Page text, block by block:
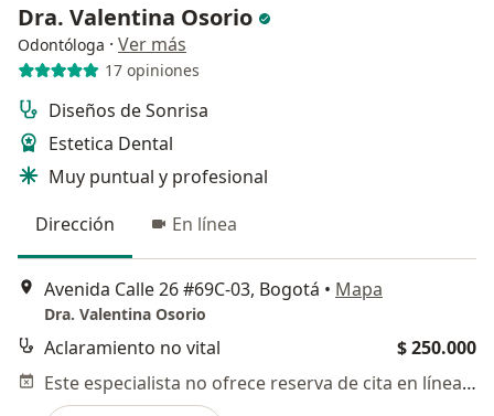
Dra. Valentina Osorio
Odontóloga · Ver más
17 opiniones
Diseños de Sonrisa
Estetica Dental
Muy puntual y profesional
Dirección
En línea
Avenida Calle 26 #69C-03, Bogotá • Mapa
Dra. Valentina Osorio
Aclaramiento no vital
$ 250.000
Este especialista no ofrece reserva de cita en línea en esta dirección.